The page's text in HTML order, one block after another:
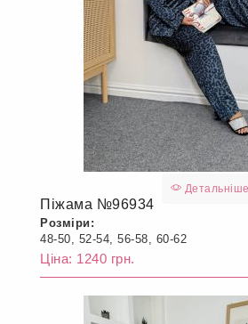
Детальніше
Піжама №96934
Розміри:
48-50, 52-54, 56-58, 60-62
Ціна: 1240 грн.